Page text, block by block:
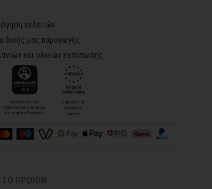
πελατών
δικής μας παραγωγής
και υλικών εκτύπωσης: